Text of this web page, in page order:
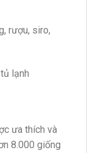
rượu, siro,
lạnh
ưa thích và
8.000 giống